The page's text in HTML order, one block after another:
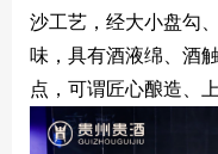
沙工艺，经大小盘勾
味，具有酒液绵、酒
点，可谓匠心酿造、